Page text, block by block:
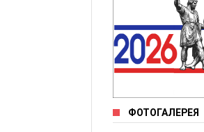
ФОТОГАЛЕРЕЯ